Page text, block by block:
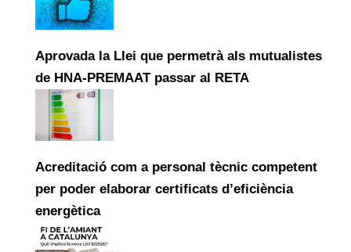
Aprovada la Llei que permetrà als mutualistes
de HNA-PREMAAT passar al RETA
Acreditació com a personal tècnic competent
per poder elaborar certificats d’eficiència
energètica